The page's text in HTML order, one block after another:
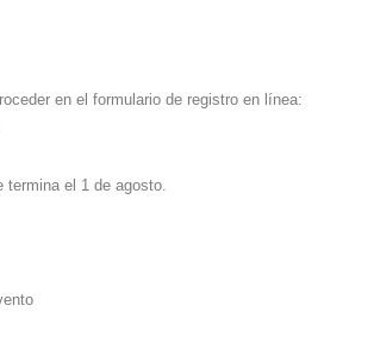
en el formulario de registro en línea:
termina el 1 de agosto.